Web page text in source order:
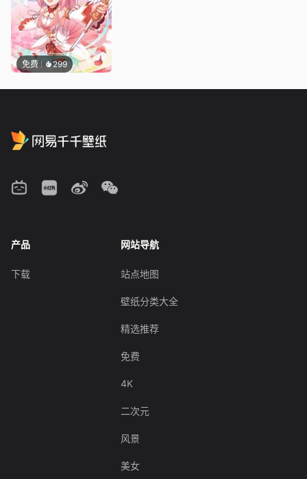
免费 299
产品
下载
网站导航
站点地图
壁纸分类大全
精选推荐
免费
4K
二次元
风景
美女